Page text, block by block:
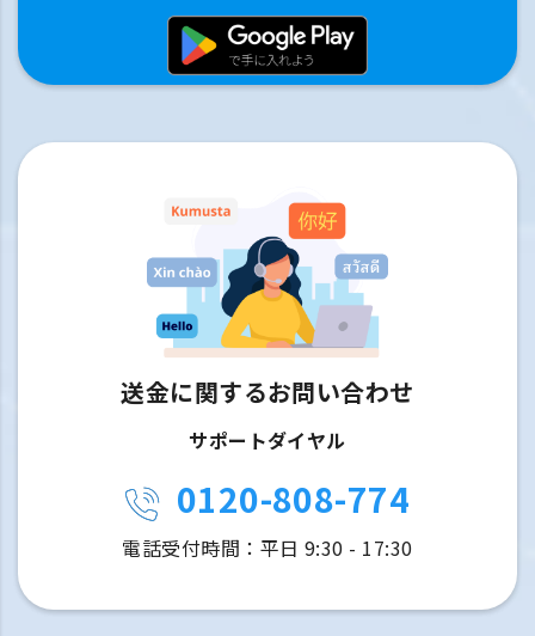
送金に関するお問い合わせ
サポートダイヤル
0120-808-774
電話受付時間：平日 9:30 - 17:30